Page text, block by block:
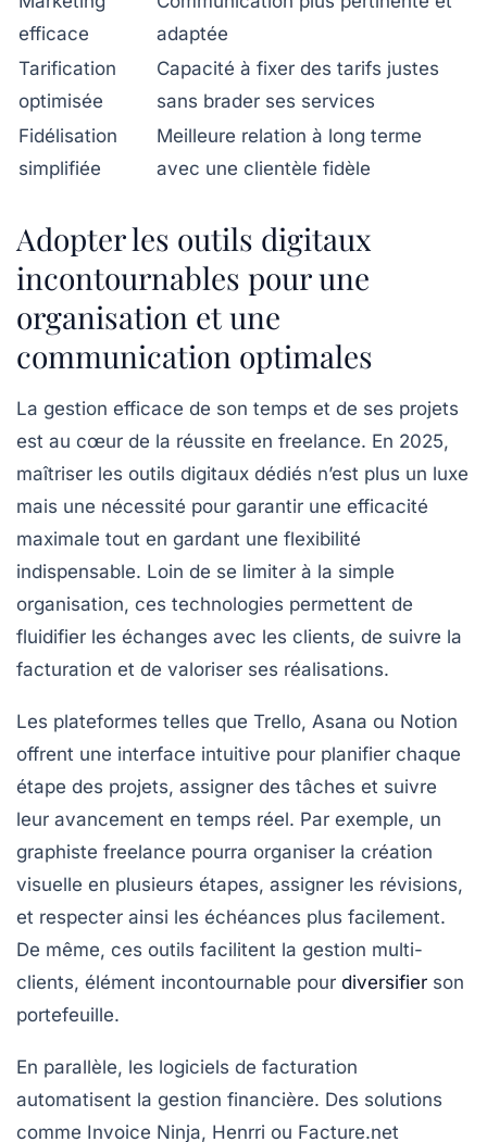
efficace
adaptée
Tarification
optimisée
Capacité à fixer des tarifs justes
sans brader ses services
Fidélisation
simplifiée
Meilleure relation à long terme
avec une clientèle fidèle
Adopter les outils digitaux
incontournables pour une
organisation et une
communication optimales
La gestion efficace de son temps et de ses projets
est au cœur de la réussite en freelance. En 2025,
maîtriser les outils digitaux dédiés n’est plus un luxe
mais une nécessité pour garantir une efficacité
maximale tout en gardant une flexibilité
indispensable. Loin de se limiter à la simple
organisation, ces technologies permettent de
fluidifier les échanges avec les clients, de suivre la
facturation et de valoriser ses réalisations.
Les plateformes telles que Trello, Asana ou Notion
offrent une interface intuitive pour planifier chaque
étape des projets, assigner des tâches et suivre
leur avancement en temps réel. Par exemple, un
graphiste freelance pourra organiser la création
visuelle en plusieurs étapes, assigner les révisions,
et respecter ainsi les échéances plus facilement.
De même, ces outils facilitent la gestion multi-
clients, élément incontournable pour diversifier son
portefeuille.
En parallèle, les logiciels de facturation
automatisent la gestion financière. Des solutions
comme Invoice Ninja, Henrri ou Facture.net